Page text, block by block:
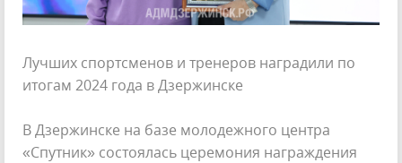
Лучших спортсменов и тренеров наградили по
итогам 2024 года в Дзержинске
В Дзержинске на базе молодежного центра
«Спутник» состоялась церемония награждения